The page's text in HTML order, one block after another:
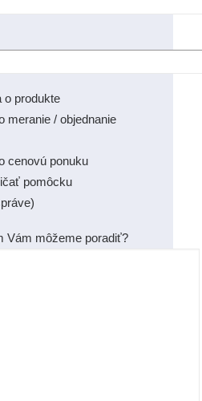
o produkte
meranie / objednanie
cenovú ponuku
pomôcku
Vám môžeme poradiť?